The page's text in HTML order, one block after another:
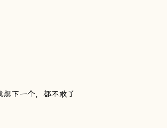
下一个，都不敢了